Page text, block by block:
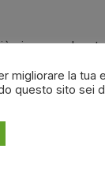
sicuro e
dietro il
e
migliorare la tua
questo sito sei